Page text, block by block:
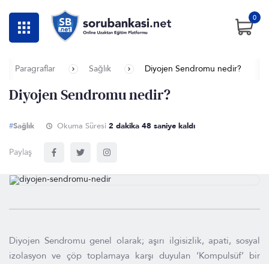
0
Paragraflar Sağlık Diyojen Sendromu nedir?
Diyojen Sendromu nedir?
#Sağlık Okuma Süresi 2 dakika 48 saniye kaldı
Paylaş
Diyojen Sendromu genel olarak; aşırı ilgisizlik, apati, sosyal
izolasyon ve çöp toplamaya karşı duyulan ‘Kompulsüf’ bir